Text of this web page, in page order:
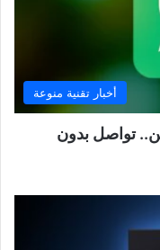
أخبار تقنية منوعة
تواصل بدون